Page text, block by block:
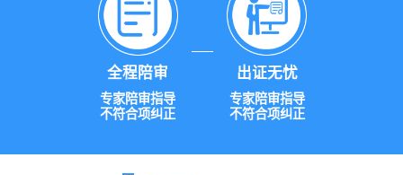
全程陪审
专家陪审指导
不符合项纠正
出证无忧
专家陪审指导
不符合项纠正